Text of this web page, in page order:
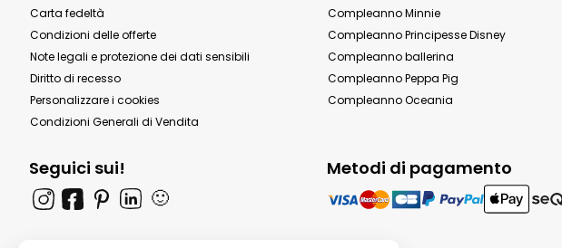
Carta fedeltà
Condizioni delle offerte
Note legali e protezione dei dati sensibili
Diritto di recesso
Personalizzare i cookies
Condizioni Generali di Vendita
Compleanno Minnie
Compleanno Principesse Disney
Compleanno ballerina
Compleanno Peppa Pig
Compleanno Oceania
Seguici sui!
🙂
Metodi di pagamento